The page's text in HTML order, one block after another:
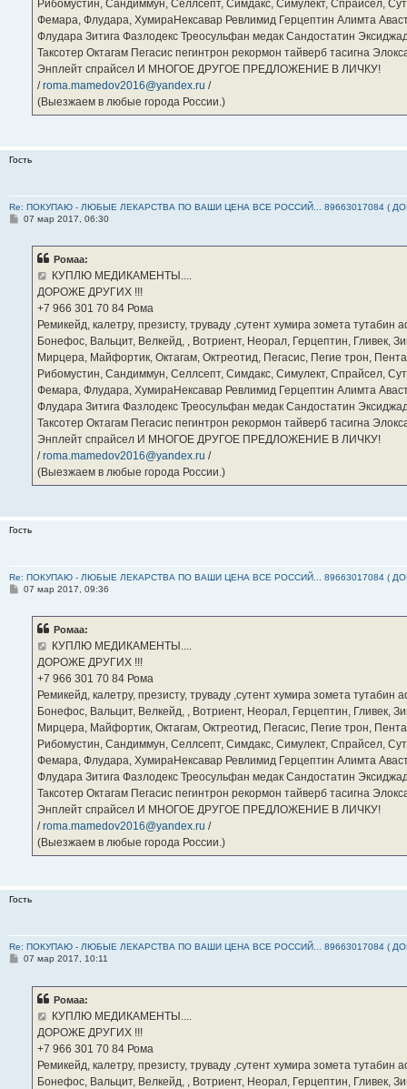
Рибомустин, Сандиммун, Селлсепт, Симдакс, Симулект, Спрайсел,
Фемара, Флудара, ХумираНексавар Ревлимид Герцептин Алимта
Флудара Зитига Фазлодекс Треосульфан медак Сандостатин
Таксотер Октагам Пегасис пегинтрон рекормон тайверб тасигна
Энплейт спрайсел И МНОГОЕ ДРУГОЕ ПРЕДЛОЖЕНИЕ В ЛИЧКУ!
/roma.mamedov2016@yandex.ru /
(Выезжаем в любые города России.)
Гость
Re: ПОКУПАЮ - ЛЮБЫЕ ЛЕКАРСТВА ПО ВАШИ ЦЕНА ВСЕ РОССИЙ... 89663017084 (
С07 мар 2017, 06:30
Ромаа:
КУПЛЮ МЕДИКАМЕНТЫ....
ДОРОЖЕ ДРУГИХ !!!
‪+7 966 301 70 84‬ Рома
Ремикейд, калетру, презисту, труваду ,сутент хумира зомета
Бонефос, Вальцит, Велкейд, , Вотриент, Неорал, Герцептин, Гливек,
Мирцера, Майфортик, Октагам, Октреотид, Пегасис, Пегие трон,
Рибомустин, Сандиммун, Селлсепт, Симдакс, Симулект, Спрайсел,
Фемара, Флудара, ХумираНексавар Ревлимид Герцептин Алимта
Флудара Зитига Фазлодекс Треосульфан медак Сандостатин
Таксотер Октагам Пегасис пегинтрон рекормон тайверб тасигна
Энплейт спрайсел И МНОГОЕ ДРУГОЕ ПРЕДЛОЖЕНИЕ В ЛИЧКУ!
/roma.mamedov2016@yandex.ru /
(Выезжаем в любые города России.)
Гость
Re: ПОКУПАЮ - ЛЮБЫЕ ЛЕКАРСТВА ПО ВАШИ ЦЕНА ВСЕ РОССИЙ... 89663017084 (
С07 мар 2017, 09:36
Ромаа:
КУПЛЮ МЕДИКАМЕНТЫ....
ДОРОЖЕ ДРУГИХ !!!
‪+7 966 301 70 84‬ Рома
Ремикейд, калетру, презисту, труваду ,сутент хумира зомета
Бонефос, Вальцит, Велкейд, , Вотриент, Неорал, Герцептин, Гливек,
Мирцера, Майфортик, Октагам, Октреотид, Пегасис, Пегие трон,
Рибомустин, Сандиммун, Селлсепт, Симдакс, Симулект, Спрайсел,
Фемара, Флудара, ХумираНексавар Ревлимид Герцептин Алимта
Флудара Зитига Фазлодекс Треосульфан медак Сандостатин
Таксотер Октагам Пегасис пегинтрон рекормон тайверб тасигна
Энплейт спрайсел И МНОГОЕ ДРУГОЕ ПРЕДЛОЖЕНИЕ В ЛИЧКУ!
/roma.mamedov2016@yandex.ru /
(Выезжаем в любые города России.)
Гость
Re: ПОКУПАЮ - ЛЮБЫЕ ЛЕКАРСТВА ПО ВАШИ ЦЕНА ВСЕ РОССИЙ... 89663017084 (
С07 мар 2017, 10:11
Ромаа:
КУПЛЮ МЕДИКАМЕНТЫ....
ДОРОЖЕ ДРУГИХ !!!
‪+7 966 301 70 84‬ Рома
Ремикейд, калетру, презисту, труваду ,сутент хумира зомета
Бонефос, Вальцит, Велкейд, , Вотриент, Неорал, Герцептин, Гливек,